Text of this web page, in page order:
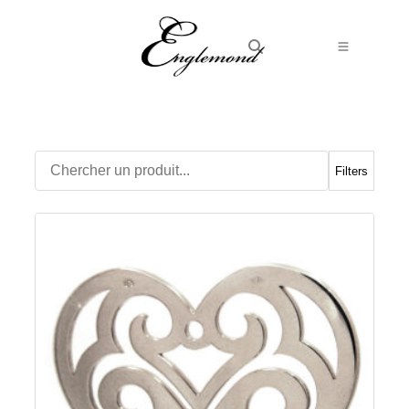
Boucles d’Oreilles
Boutons de manchette
Colliers
Médailles
Pendentifs
Adamas
Filters